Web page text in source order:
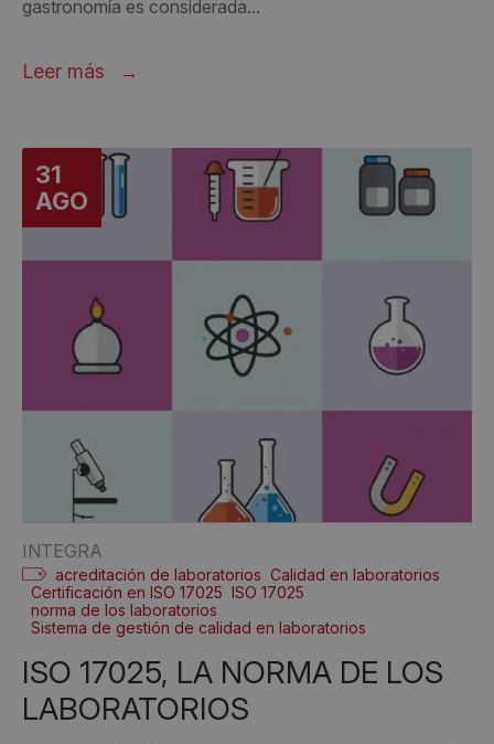
gastronomía es considerada...
Leer más
31
AGO
INTEGRA
acreditación de laboratorios Calidad en laboratorios
Certificación en ISO 17025 ISO 17025
norma de los laboratorios
Sistema de gestión de calidad en laboratorios
ISO 17025, LA NORMA DE LOS
LABORATORIOS